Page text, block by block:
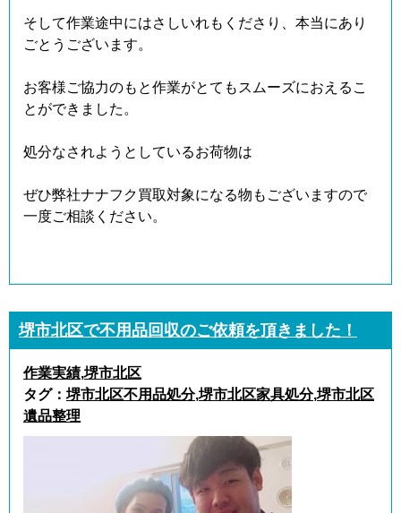
そして作業途中にはさしいれもくださり、本当にあり
ごとうございます。
お客様ご協力のもと作業がとてもスムーズにおえるこ
とができました。
処分なされようとしているお荷物は
ぜひ弊社ナナフク買取対象になる物もございますので
一度ご相談ください。
堺市北区で不用品回収のご依頼を頂きました！
作業実績,堺市北区
タグ： 堺市北区不用品処分,堺市北区家具処分,堺市北区
遺品整理